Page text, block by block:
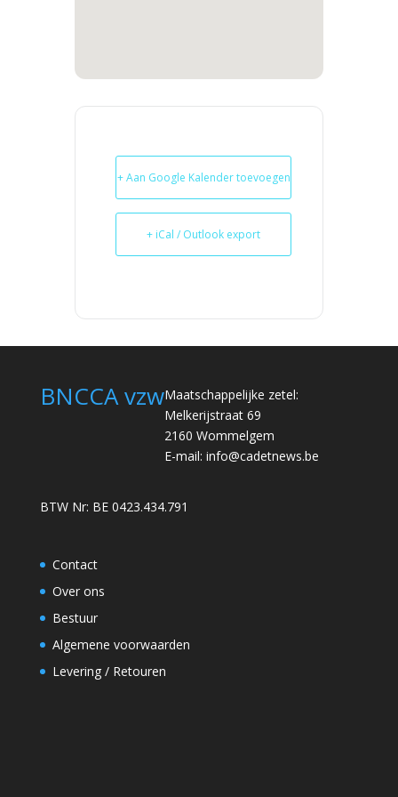
+ Aan Google Kalender toevoegen
+ iCal / Outlook export
BNCCA vzwMaatschappelijke zetel:
Melkerijstraat 69
2160 Wommelgem
E-mail: info@cadetnews.be
BTW Nr: BE 0423.434.791
Contact
Over ons
Bestuur
Algemene voorwaarden
Levering / Retouren